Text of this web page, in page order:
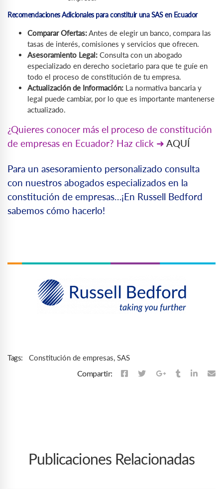
Recomendaciones Adicionales para constituir una SAS en Ecuador
Comparar Ofertas:Antes de elegir un banco, compara las
tasas de interés, comisiones y servicios que ofrecen.
Asesoramiento Legal: Consulta con un abogado
especializado en derecho societario para que te guíe en
todo el proceso de constitución de tu empresa.
Actualización de Información: La normativa bancaria y
legal puede cambiar, por lo que es importante mantenerse
actualizado.
¿Quieres conocer más el proceso de constitución
de empresas en Ecuador? Haz click ➜ AQUÍ
Para un asesoramiento personalizado consulta
con nuestros abogados especializados en la
constitución de empresas…¡En Russell Bedford
sabemos cómo hacerlo!
Tags: Constitución de empresas, SAS
Compartir:
Publicaciones Relacionadas